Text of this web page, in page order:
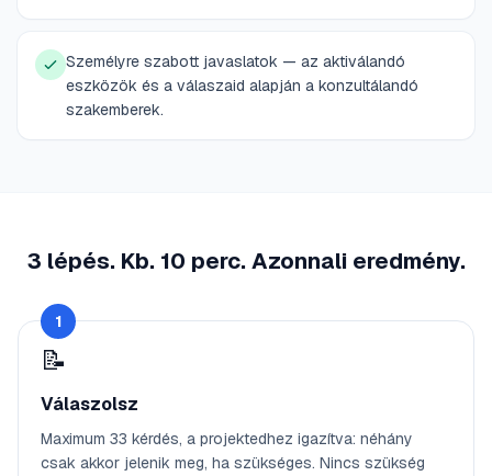
Személyre szabott javaslatok — az aktiválandó
eszközök és a válaszaid alapján a konzultálandó
szakemberek.
3 lépés. Kb. 10 perc. Azonnali eredmény.
1
📝
Válaszolsz
Maximum 33 kérdés, a projektedhez igazítva: néhány
csak akkor jelenik meg, ha szükséges. Nincs szükség